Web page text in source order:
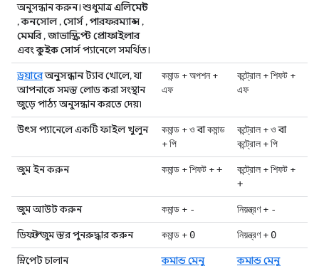
অনুসন্ধান করুন। শুধুমাত্রএলিমেন্ট
,কনসোল,সোর্স,পারফরম্যান্স,
মেমরি,জাভাস্ক্রিপ্ট প্রোফাইলার
এবংকুইক সোর্সপ্যানেলে সমর্থিত।
ড্রয়ারেঅনুসন্ধানট্যাব খোলে, যা
আপনাকে সমস্ত লোড করা সংস্থান
জুড়ে পাঠ্য অনুসন্ধান করতে দেয়৷
কমান্ড +অপশন+
এফ
কন্ট্রোল +শিফট +
এফ
উৎসপ্যানেলে একটি ফাইল খুলুন কমান্ড +ওবাকমান্ড
+পি
কন্ট্রোল +ওবা
কন্ট্রোল +পি
জুম ইন করুন কমান্ড +শিফট ++ কন্ট্রোল +শিফট +
+
জুম আউট করুন কমান্ড + - নিয়ন্ত্রণ+ -
ডিফল্ট জুম স্তর পুনরুদ্ধার করুন কমান্ড + 0 নিয়ন্ত্রণ+ 0
স্নিপেট চালান কমান্ড মেনু কমান্ড মেনু